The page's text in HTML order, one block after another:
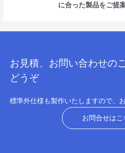
に合った製品をご提
お見積、お問い合わせの
どうぞ
標準外仕様も製作いたしますので、
お問合せはこ